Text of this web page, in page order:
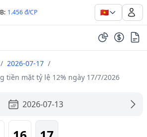
: 1.456 đ/CP 🇻🇳
/ 2026-07-17 /
tiền mặt tỷ lệ 12% ngày 17/7/2026
2026-07-13